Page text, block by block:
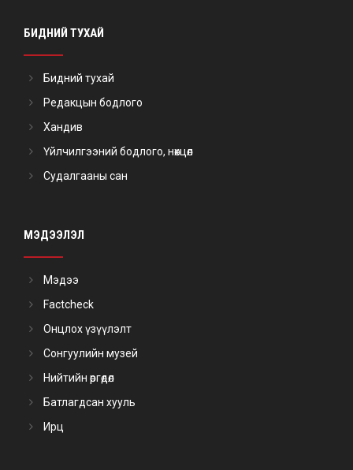
БИДНИЙ ТУХАЙ
Бидний тухай
Редакцын бодлого
Хандив
Үйлчилгээний бодлого, нөхцөл
Судалгааны сан
МЭДЭЭЛЭЛ
Мэдээ
Factcheck
Онцлох үзүүлэлт
Сонгуулийн музей
Нийтийн өргөдөл
Батлагдсан хууль
Ирц